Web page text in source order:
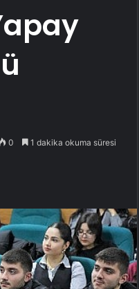
0 1 dakika okuma süresi